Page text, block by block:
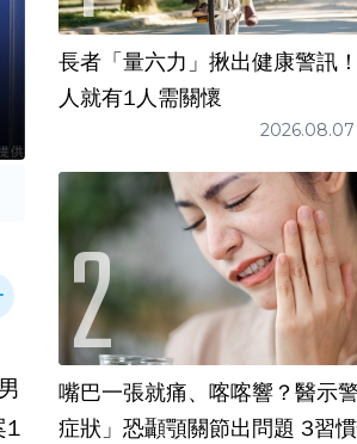
1
長者「量六力」揪出健康警訊
人就有1人需關懷
2026.08.07
嘴巴一張就痛、喀喀響？醫示
症狀」恐顳顎關節